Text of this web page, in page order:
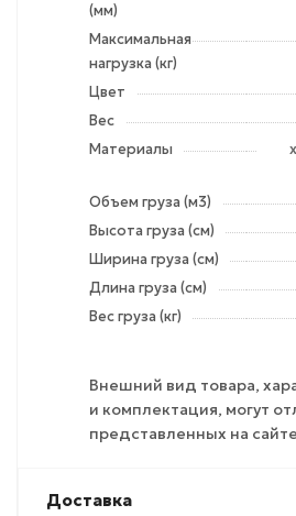
(мм)
Максимальная
нагрузка (кг)
Цвет
Вес
Материалы
Объем груза (м3)
Высота груза (см)
Ширина груза (см)
Длина груза (см)
Вес груза (кг)
Внешний вид товара,
и комплектация, могут
представленных на
Доставка